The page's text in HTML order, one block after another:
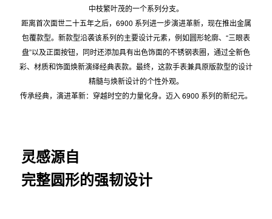
中枝繁叶茂的一个系列分支。
距离首次面世二十五年之后，6900 系列进一步演进革新，现在推出金属
包覆款型。新款型沿袭该系列的主要设计元素，例如圆形轮廓、“三眼表
盘”以及正面按钮，同时还添加具有出色饰面的不锈钢表圈，通过全新色
彩、材质和饰面焕新演绎经典表款。最终，这款手表兼具原版款型的设计
精髓与焕新设计的个性外观。
传承经典，演进革新：穿越时空的力量化身。迈入 6900 系列的新纪元。